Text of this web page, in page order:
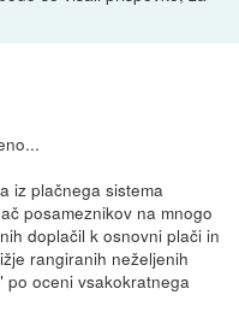
iz plačnega sistema
posameznikov na mnogo
doplačil k osnovni plači in
rangiranih neželjenih
po oceni vsakokratnega